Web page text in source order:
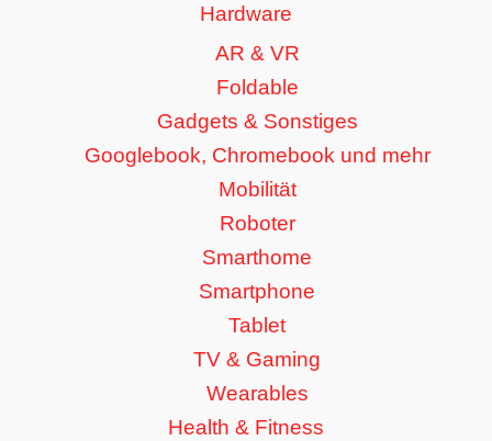
Hardware
AR & VR
Foldable
Gadgets & Sonstiges
Googlebook, Chromebook und mehr
Mobilität
Roboter
Smarthome
Smartphone
Tablet
TV & Gaming
Wearables
Health & Fitness